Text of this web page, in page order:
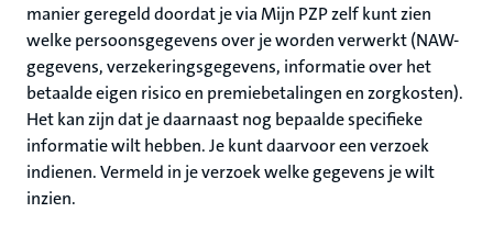
manier geregeld doordat je via Mijn PZP zelf kunt zien
welke persoonsgegevens over je worden verwerkt (NAW-
gegevens, verzekeringsgegevens, informatie over het
betaalde eigen risico en premiebetalingen en zorgkosten).
Het kan zijn dat je daarnaast nog bepaalde specifieke
informatie wilt hebben. Je kunt daarvoor een verzoek
indienen. Vermeld in je verzoek welke gegevens je wilt
inzien.